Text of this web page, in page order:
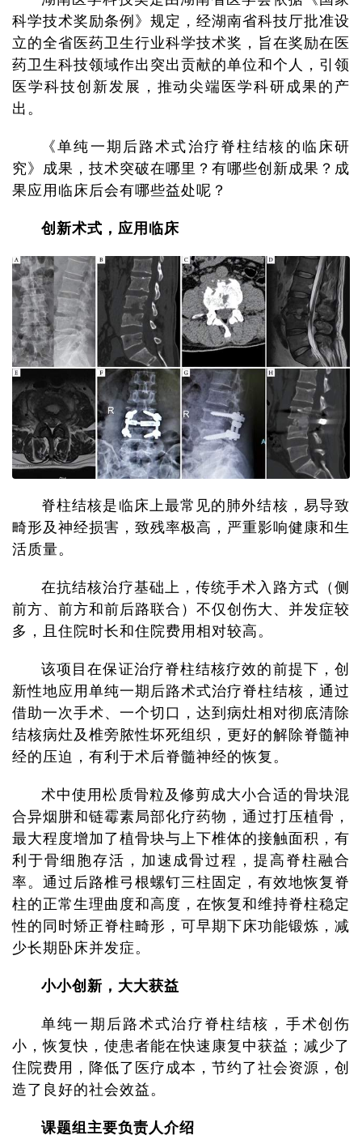
科学技术奖励条例》规定，经湖南省科技厅批准设
立的全省医药卫生行业科学技术奖，旨在奖励在医
药卫生科技领域作出突出贡献的单位和个人，引领
医学科技创新发展，推动尖端医学科研成果的产
出。
《单纯一期后路术式治疗脊柱结核的临床研
究》成果，技术突破在哪里？有哪些创新成果？成
果应用临床后会有哪些益处呢？
创新术式，应用临床
脊柱结核是临床上最常见的肺外结核，易导致
畸形及神经损害，致残率极高，严重影响健康和生
活质量。
在抗结核治疗基础上，传统手术入路方式（侧
前方、前方和前后路联合）不仅创伤大、并发症较
多，且住院时长和住院费用相对较高。
该项目在保证治疗脊柱结核疗效的前提下，创
新性地应用单纯一期后路术式治疗脊柱结核，通过
借助一次手术、一个切口，达到病灶相对彻底清除
结核病灶及椎旁脓性坏死组织，更好的解除脊髓神
经的压迫，有利于术后脊髓神经的恢复。
术中使用松质骨粒及修剪成大小合适的骨块混
合异烟肼和链霉素局部化疗药物，通过打压植骨，
最大程度增加了植骨块与上下椎体的接触面积，有
利于骨细胞存活，加速成骨过程，提高脊柱融合
率。通过后路椎弓根螺钉三柱固定，有效地恢复脊
柱的正常生理曲度和高度，在恢复和维持脊柱稳定
性的同时矫正脊柱畸形，可早期下床功能锻炼，减
少长期卧床并发症。
小小创新，大大获益
单纯一期后路术式治疗脊柱结核，手术创伤
小，恢复快，使患者能在快速康复中获益；减少了
住院费用，降低了医疗成本，节约了社会资源，创
造了良好的社会效益。
课题组主要负责人介绍